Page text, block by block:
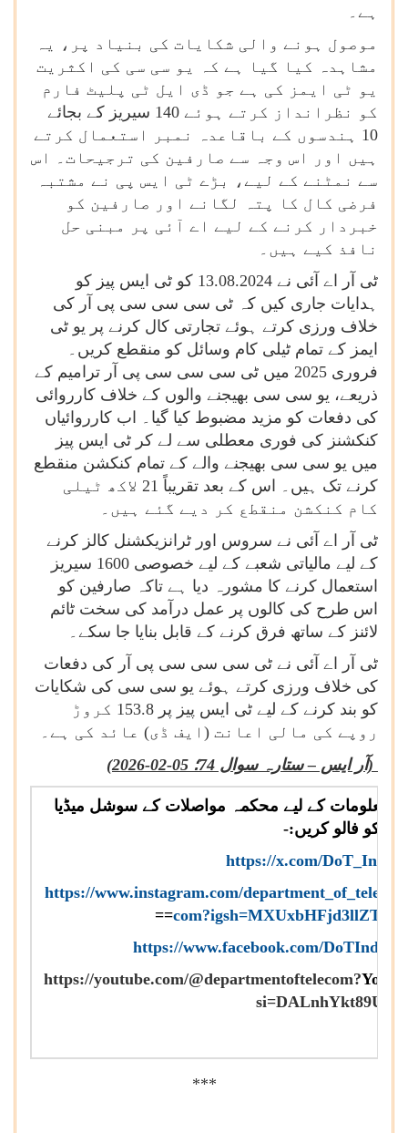
ہے۔
موصول ہونے والی شکایات کی بنیاد پر، یہ
مشاہدہ کیا گیا ہے کہ یو سی سی کی اکثریت
یو ٹی ایمز کی ہے جو ڈی ایل ٹی پلیٹ فارم
کو نظرانداز کرتے ہوئے 140 سیریز کے بجائے
10 ہندسوں کے باقاعدہ نمبر استعمال کرتے
ہیں اور اس وجہ سے صارفین کی ترجیحات۔ اس
سے نمٹنے کے لیے، بڑے ٹی ایس پی نے مشتبہ
فرضی کال کا پتہ لگانے اور صارفین کو
خبردار کرنے کے لیے اے آئی پر مبنی حل
نافذ کیے ہیں۔
ٹی آر اے آئی نے 13.08.2024 کو ٹی ایس پیز کو
ہدایات جاری کیں کہ ٹی سی سی سی پی آر کی
خلاف ورزی کرتے ہوئے تجارتی کال کرنے پر یو ٹی
ایمز کے تمام ٹیلی کام وسائل کو منقطع کریں۔
فروری 2025 میں ٹی سی سی سی پی آر ترامیم کے
ذریعے، یو سی سی بھیجنے والوں کے خلاف کارروائی
کی دفعات کو مزید مضبوط کیا گیا۔ اب کارروائیاں
کنکشنز کی فوری معطلی سے لے کر ٹی ایس پیز
میں یو سی سی بھیجنے والے کے تمام کنکشن منقطع
کرنے تک ہیں۔ اس کے بعد تقریباً 21 لاکھ ٹیلی
کام کنکشن منقطع کر دیے گئے ہیں۔
ٹی آر اے آئی نے سروس اور ٹرانزیکشنل کالز کرنے
کے لیے مالیاتی شعبے کے لیے خصوصی 1600 سیریز
استعمال کرنے کا مشورہ دیا ہے تاکہ صارفین کو
اس طرح کی کالوں پر عمل درآمد کی سخت ٹائم
لائنز کے ساتھ فرق کرنے کے قابل بنایا جا سکے۔
ٹی آر اے آئی نے ٹی سی سی سی پی آر کی دفعات
کی خلاف ورزی کرتے ہوئے یو سی سی کی شکایات
کو بند کرنے کے لیے ٹی ایس پیز پر 153.8 کروڑ
روپے کی مالی اعانت (ایف ڈی) عائد کی ہے۔
(آر ایس – ستارہ سوال 74؛ 05-02-2026)
معلومات کے لیے محکمہ مواصلات کے سوشل میڈیا
کو فالو کریں:-
https://x.com/DoT_India
https://www.instagram.com/department_of_tele
==
https://www.facebook.com/DoTIndia
https://youtube.com/@departmentoftelecom?
***